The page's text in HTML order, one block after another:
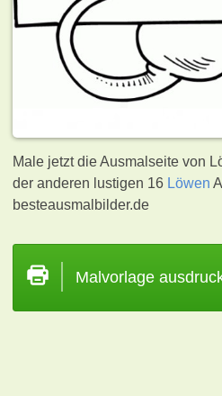
Male jetzt die Ausmalseite von
der anderen lustigen 16 Löwen
besteausmalbilder.de
Malvorlage